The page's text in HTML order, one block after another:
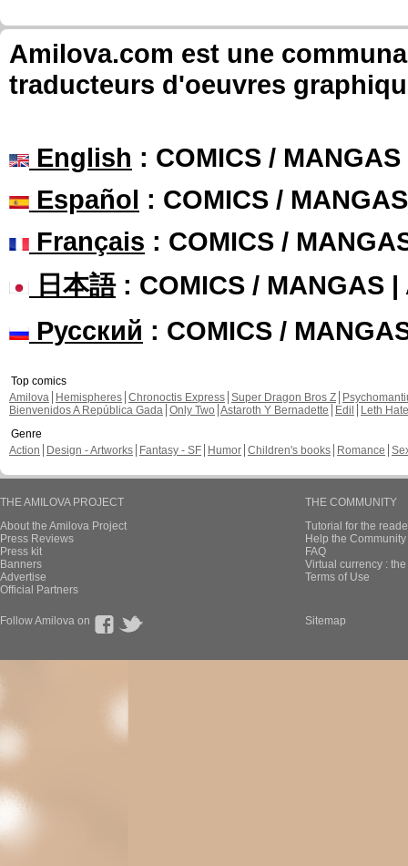
Amilova.com est une
traducteurs d'oeuvres
English : COMICS /
Español : COMICS /
Français : COMICS /
日本語: COMICS / MANGAS |
Русский : COMICS /
Top comics
Amilova
Hemispheres Chronoctis Express Super Dragon Bros Z
Bienvenidos A República Gada Only Two Astaroth Y Bernadette Edil
Leth Hate
Genre
Action
Design - Artworks Fantasy - SF Humor Children's books Romance
THE AMILOVA PROJECT
About the Amilova Project
Press Reviews
Press kit
Banners
Advertise
Official Partners
THE COMMUNITY
Tutorial for the
Help the
FAQ
Virtual currency :
Terms of Use
Follow Amilova on Sitemap